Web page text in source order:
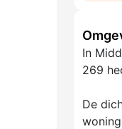
In
269
De